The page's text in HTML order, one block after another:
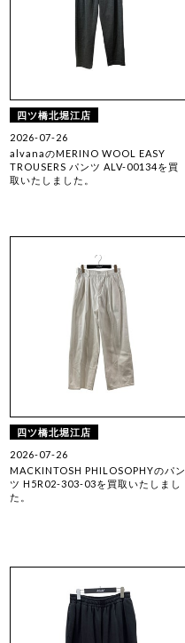
四ツ橋北堀江店
2026-07-26
alvanaのMERINO WOOL EASY
TROUSERS パンツ ALV-00134を買
取いたしました。
四ツ橋北堀江店
2026-07-26
MACKINTOSH PHILOSOPHYのパン
ツ H5R02-303-03を買取いたしまし
た。